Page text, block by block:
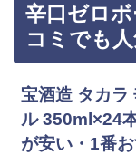
辛口ゼロ
コミでも人
宝酒造 タカラ
ル 350ml×24
が安い・1番お